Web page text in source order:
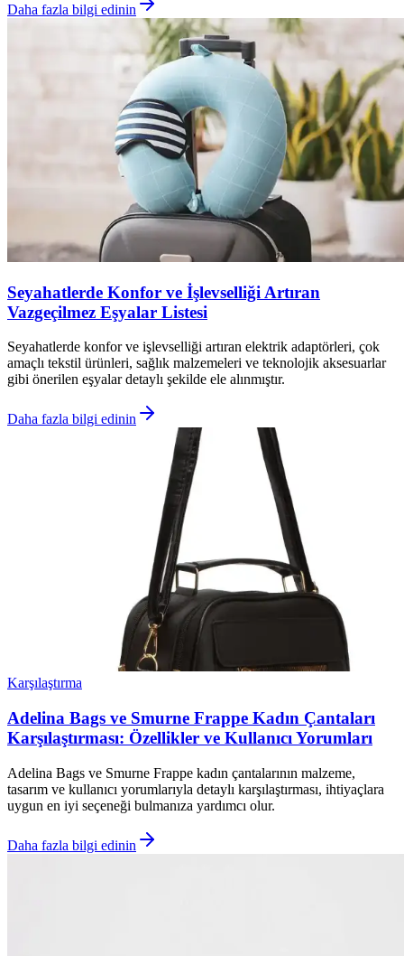
Daha fazla bilgi edinin
Seyahatlerde Konfor ve İşlevselliği Artıran
Vazgeçilmez Eşyalar Listesi
Seyahatlerde konfor ve işlevselliği artıran elektrik adaptörleri, çok
amaçlı tekstil ürünleri, sağlık malzemeleri ve teknolojik aksesuarlar
gibi önerilen eşyalar detaylı şekilde ele alınmıştır.
Daha fazla bilgi edinin
Karşılaştırma
Adelina Bags ve Smurne Frappe Kadın Çantaları
Karşılaştırması: Özellikler ve Kullanıcı Yorumları
Adelina Bags ve Smurne Frappe kadın çantalarının malzeme,
tasarım ve kullanıcı yorumlarıyla detaylı karşılaştırması, ihtiyaçlara
uygun en iyi seçeneği bulmanıza yardımcı olur.
Daha fazla bilgi edinin